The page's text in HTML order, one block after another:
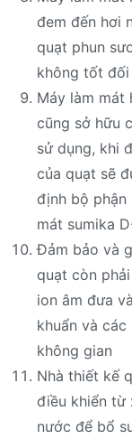
đem đến hơi
quạt phun
không tốt
Máy làm mát
cũng sở hữu
sử dụng, khi
của quạt sẽ
định bộ phận
mát sumika
Đảm bảo và
quạt còn
ion âm đưa
khuẩn và
không gian
Nhà thiết kế
điều khiển từ
nước để bổ